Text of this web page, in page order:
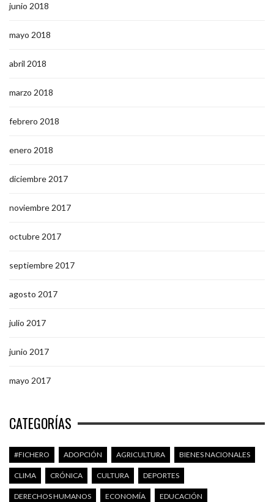
junio 2018
mayo 2018
abril 2018
marzo 2018
febrero 2018
enero 2018
diciembre 2017
noviembre 2017
octubre 2017
septiembre 2017
agosto 2017
julio 2017
junio 2017
mayo 2017
CATEGORÍAS
#FICHERO ADOPCIÓN AGRICULTURA BIENES NACIONALES
CLIMA CRÓNICA CULTURA DEPORTES
DERECHOS HUMANOS ECONOMÍA EDUCACIÓN